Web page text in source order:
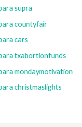
supra
countyfair
cars
txabortionfunds
mondaymotivation
christmaslights